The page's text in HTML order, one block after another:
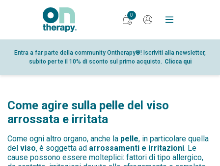
PRODOTTI
DIARIO
PUNTI VENDITA
PARTNER
CHI SIAMO
0
Entra a far parte della community Ontherapy®! Iscriviti alla newsletter,
subito per te il 10% di sconto sul primo acquisto. Clicca qui
Come agire sulla pelle del viso
arrossata e irritata
Come ogni altro organo, anche la pelle, in particolare quella
del viso, è soggetta ad arrossamenti e irritazioni. Le
cause possono essere molteplici: fattori di tipo allergico,